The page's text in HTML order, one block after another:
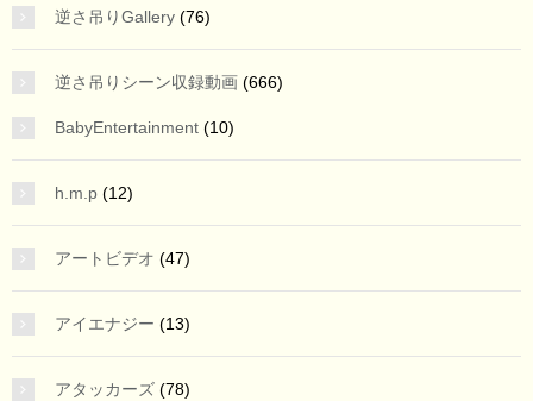
逆さ吊りGallery (76)
逆さ吊りシーン収録動画 (666)
BabyEntertainment (10)
h.m.p (12)
アートビデオ (47)
アイエナジー (13)
アタッカーズ (78)